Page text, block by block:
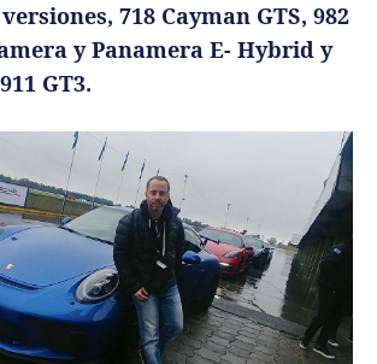
718 Cayman GTS, 982
y Panamera E- Hybrid y
GT3.